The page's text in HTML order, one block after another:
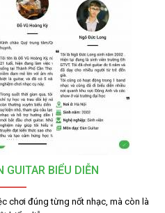
GUITAR BIỂU DIỄN
chơi đúng từng nốt nhạc, mà còn là